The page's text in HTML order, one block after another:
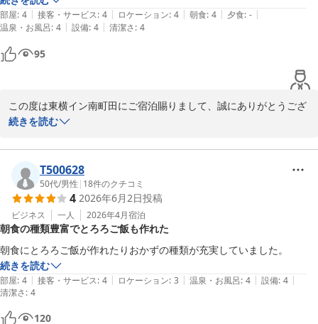
部屋: 4 | 接客・サービス: 4 | ロケーション: 4 | 朝食: 4 | 夕食: - |
温泉・お風呂: 4 | 設備: 4 | 清潔さ: 4
95
この度は東横イン南町田にご宿泊賜りまして、誠にありがとうござ
います。
申し上げます。
駐車場ご利用の皆様には、ご不便をお掛けしてしまい申し訳ござい
ません。
台数に限りがございます為お早めのご予約をお願い申し上げます。
今後とも皆様にご満足いただけるホテルを目指し、サービス向上に
努めて参ります。
またのご利用を心よりお待ちしております。
東横ＩＮＮ南町田
2026-06-14
続きを読む
T500628
50代/男性 | 18件のクチコミ
4 2026年6月2日投稿
ビジネス 一人 2026年4月宿泊
朝食の種類豊富でとろろご飯も作れた
朝食にとろろご飯が作れたりおかずの種類が充実していました。
続きを読む
部屋: 4 | 接客・サービス: 4 | ロケーション: 3 | 温泉・お風呂: 4 | 設備: 4 |
清潔さ: 4
120